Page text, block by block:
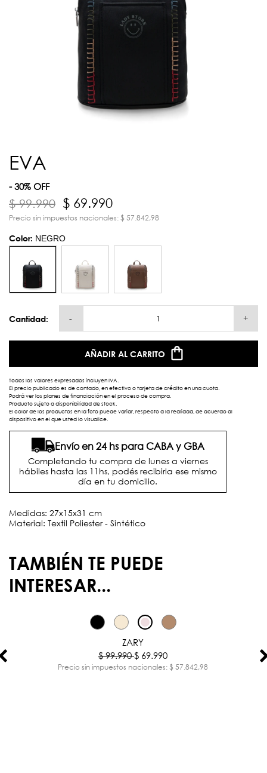
EVA
- 30% OFF
$ 99.990 $ 69.990
Precio sin impuestos nacionales: $ 57.842,98
Color: NEGRO
Cantidad: - +
AÑADIR AL CARRITO
Todos los valores expresados incluyen IVA.
El precio publicado es de contado, en efectivo o tarjeta de crédito en una cuota.
Podrá ver los planes de financiación en el proceso de compra.
Producto sujeto a disponibilidad de stock.
El color de los productos en la foto puede variar, respecto a la realidad, de acuerdo al
dispositivo en el que usted lo visualice.
Envío en 24 hs para CABA y GBA
Completando tu compra de lunes a viernes
hábiles hasta las 11hs, podés recibirla ese mismo
día en tu domicilio.
Medidas: 27x15x31 cm
Material: Textil Poliester - Sintético
TAMBIÉN TE PUEDE
INTERESAR...
ZARY
$ 99.990$ 69.990
Precio sin impuestos nacionales: $ 57.842,98